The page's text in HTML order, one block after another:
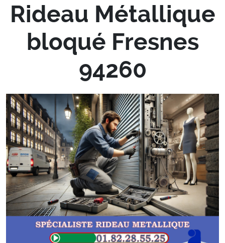
Rideau Métallique
bloqué Fresnes
94260